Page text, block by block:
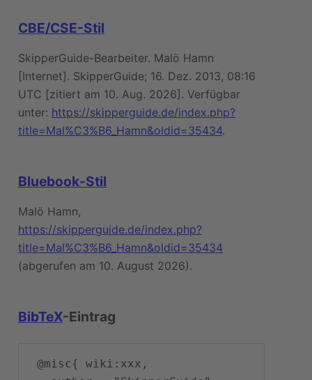
CBE/CSE-Stil
SkipperGuide-Bearbeiter. Malö Hamn
[Internet]. SkipperGuide; 16. Dez. 2013, 08:16
UTC [zitiert am 10. Aug. 2026]. Verfügbar
unter: https://skipperguide.de/index.php?
title=Mal%C3%B6_Hamn&oldid=35434.
Bluebook-Stil
Malö Hamn,
https://skipperguide.de/index.php?
title=Mal%C3%B6_Hamn&oldid=35434
(abgerufen am 10. August 2026).
BibTeX-Eintrag